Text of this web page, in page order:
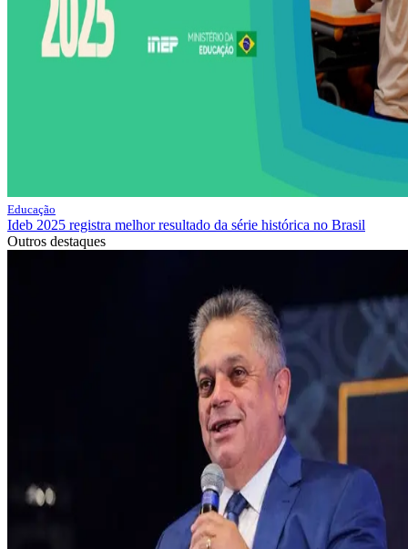
Educação
Ideb 2025 registra melhor resultado da série histórica no Brasil
Outros destaques